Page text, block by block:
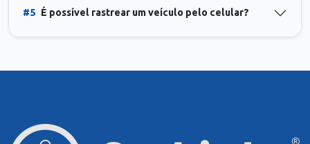
#5 É possível rastrear um veículo pelo celular?